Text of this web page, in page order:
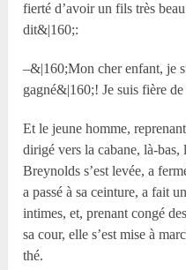
fierté d’avoir un fils très
dit&|160;:
–&|160;Mon cher enfant, je
gagné&|160;! Je suis fière
Et le jeune homme,
dirigé vers la cabane, là-
Breynolds s’est levée, a
a passé à sa ceinture, a fait
intimes, et, prenant congé
sa cour, elle s’est mise à
thé.